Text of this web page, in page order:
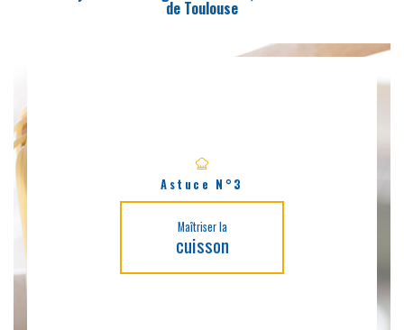
de Toulouse
Astuce N°3
Maîtriser la
cuisson